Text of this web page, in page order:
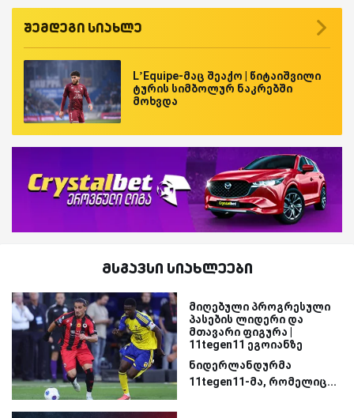
შემდეგი სიახლე
L’Equipe-მაც შეაქო | წიტაიშვილი
ტურის სიმბოლურ ნაკრებში
მოხვდა
მსგავსი სიახლეები
მიღებული პროგრესული
პასების ლიდერი და
მთავარი ფიგურა |
11tegen11 ეგოიანზე
ნიდერლანდურმა
11tegen11-მა, რომელიც...